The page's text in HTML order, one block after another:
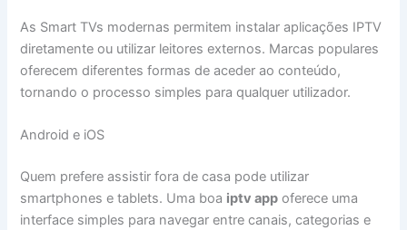
As Smart TVs modernas permitem instalar aplicações IPTV
diretamente ou utilizar leitores externos. Marcas populares
oferecem diferentes formas de aceder ao conteúdo,
tornando o processo simples para qualquer utilizador.
Android e iOS
Quem prefere assistir fora de casa pode utilizar
smartphones e tablets. Uma boa iptv app oferece uma
interface simples para navegar entre canais, categorias e